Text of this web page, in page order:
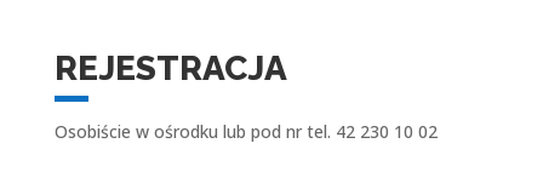
REJESTRACJA
Osobiście w ośrodku lub pod nr tel. 42 230 10 02